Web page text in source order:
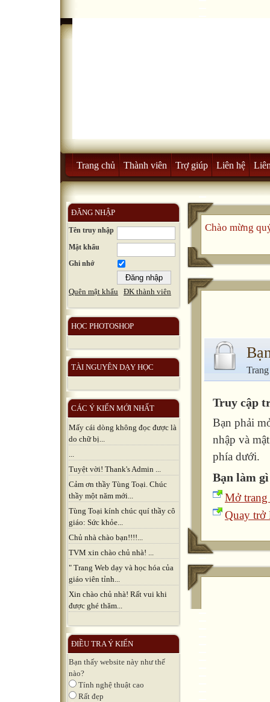
Trang chủ Thành viên Trợ giúp Liên hệ
ĐĂNG NHẬP
Tên truy nhập
Mật khẩu
Ghi nhớ
Quên mật khẩu ĐK thành viên
HỌC PHOTOSHOP
TÀI NGUYÊN DẠY HỌC
CÁC Ý KIẾN MỚI NHẤT
Mấy cái dòng không đọc được là
do chữ bị...
...
Tuyệt vời! Thank's Admin ...
Cảm ơn thầy Tùng Toại. Chúc
thầy một năm mới...
Tùng Toại kính chúc quí thầy cô
giáo: Sức khỏe...
Chủ nhà chào bạn!!!!...
TVM xin chào chủ nhà! ...
" Trang Web dạy và học hóa của
giáo viên tỉnh...
Xin chào chủ nhà! Rất vui khi
được ghé thăm...
ĐIỀU TRA Ý KIẾN
Bạn thấy website này như thế
nào?
Tính nghệ thuật cao
Rất đẹp
Chào mừng
Truy cập
Bạn phải
nhập và
phía dưới.
Bạn làm
Mở trang
Quay trở